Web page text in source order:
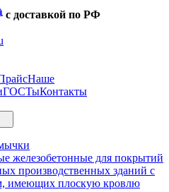
с доставкой по РФ
Наше
ГОСТыКонтакты
железобетонные для покрытий
производственных зданий с
имеющих плоскую кровлю